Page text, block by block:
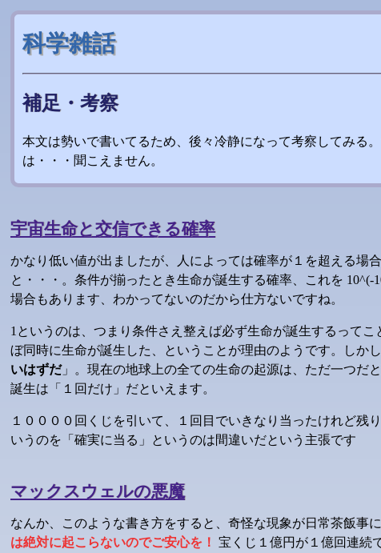
科学雑話
補足・考察
本文は勢いで書いてるため、後々冷静になって考察してみる
は・・・聞こえません。
宇宙生命と交信できる確率
かなり低い値が出ましたが、人によっては確率が１を超える場
と・・・。条件が揃ったとき生命が誕生する確率、これを 10^(-
場合もあります、わかってないのだから仕方ないですね。
1というのは、つまり条件さえ整えば必ず生命が誕生するって
ぼ同時に生命が誕生した、ということが理由のようです。しかし
いはずだ」。現在の地球上の全ての生命の起源は、ただ一つだ
誕生は「１回だけ」だといえます。
１００００回くじを引いて、１回目でいきなり当ったけれど残
いうのを「確実に当る」というのは間違いだという主張です
マックスウェルの悪魔
なんか、このような書き方をすると、奇怪な現象が日常茶飯事
は絶対に起こらないのでご安心を！ 宝くじ１億円が１億回連続